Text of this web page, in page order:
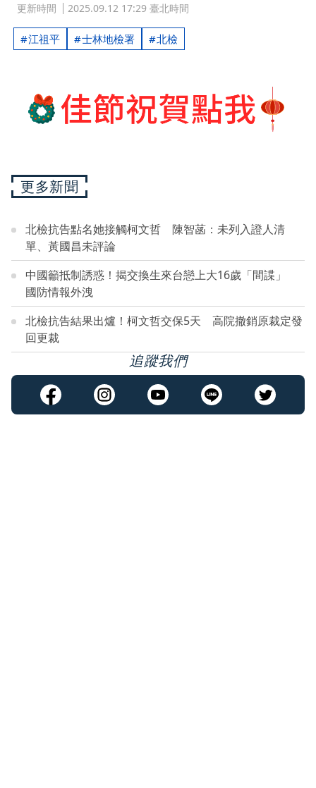
更新時間 2025.09.12 17:29 臺北時間
江祖平 士林地檢署 北檢
更多新聞
北檢抗告點名她接觸柯文哲 陳智菡：未列入證人清
單、黃國昌未評論
中國籲抵制誘惑！揭交換生來台戀上大16歲「間諜」
國防情報外洩
北檢抗告結果出爐！柯文哲交保5天 高院撤銷原裁定發
回更裁
追蹤我們